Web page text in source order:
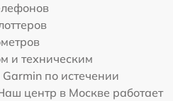
и техническим
по истечении
центр в Москве работает